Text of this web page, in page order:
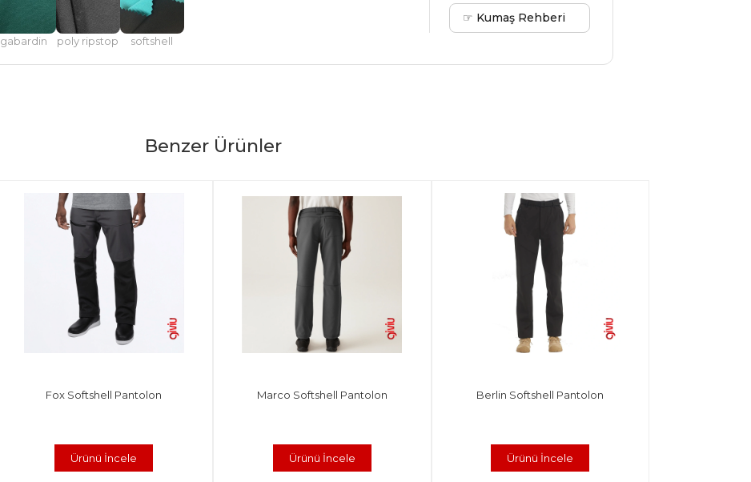
gabardin poly ripstop softshell
☞ Kumaş Rehberi
Benzer Ürünler
Fox Softshell Pantolon
Ürünü İncele
Marco Softshell Pantolon
Ürünü İncele
Berlin Softshell Pantolon
Ürünü İncele